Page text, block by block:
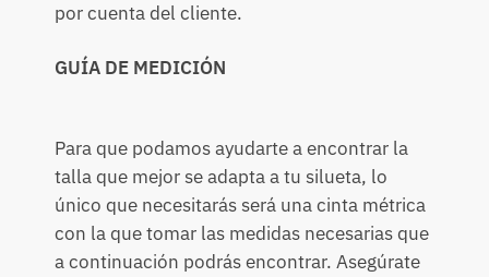
por cuenta del cliente.
GUÍA DE MEDICIÓN
Para que podamos ayudarte a encontrar la
talla que mejor se adapta a tu silueta, lo
único que necesitarás será una cinta métrica
con la que tomar las medidas necesarias que
a continuación podrás encontrar. Asegúrate